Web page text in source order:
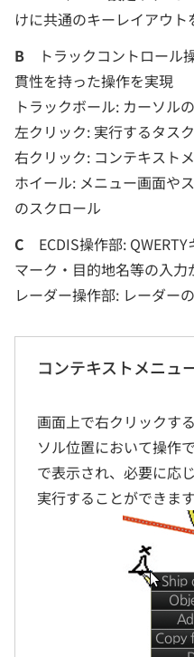
けに共通のキーレイアウト
B トラックコントロール
貫性を持った操作を実現
トラックボール: カーソル
左クリック: 実行するタス
右クリック: コンテキスト
ホイール: メニュー画面や
のスクロール
C ECDIS操作部:
マーク・目的地名等の入力
レーダー操作部: レーダー
コンテキストメニュ
画面上で右クリックす
ソル位置において操作
で表示され、必要に応
実行することができます